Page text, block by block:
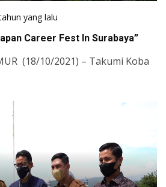
yang lalu
Career Fest In Surabaya”
(18/10/2021) – Takumi Koba